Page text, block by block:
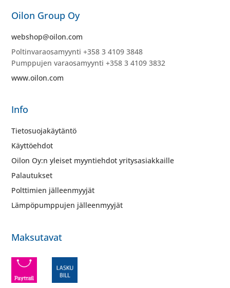
Oilon Group Oy
webshop@oilon.com
Poltinvaraosamyynti +358 3 4109 3848
Pumppujen varaosamyynti +358 3 4109 3832
www.oilon.com
Info
Tietosuojakäytäntö
Käyttöehdot
Oilon Oy:n yleiset myyntiehdot yritysasiakkaille
Palautukset
Polttimien jälleenmyyjät
Lämpöpumppujen jälleenmyyjät
Maksutavat